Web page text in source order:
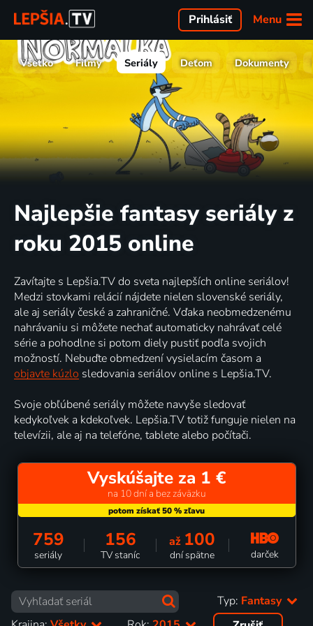
Menu
Prihlásiť
Všetko Filmy Seriály Deťom Dokumenty
Najlepšie fantasy seriály z
roku 2015 online
Zavítajte s Lepšia.TV do sveta najlepších online seriálov!
Medzi stovkami relácií nájdete nielen slovenské seriály,
ale aj seriály české a zahraničné. Vďaka neobmedzenému
nahrávaniu si môžete nechať automaticky nahrávať celé
série a pohodlne si potom diely pustiť podľa svojich
možností. Nebuďte obmedzení vysielacím časom a
objavte kúzlo sledovania seriálov online s Lepšia.TV.
Svoje obľúbené seriály môžete navyše sledovať
kedykoľvek a kdekoľvek. Lepšia.TV totiž funguje nielen na
televízii, ale aj na telefóne, tablete alebo počítači.
Vyskúšajte za 1 €
na 10 dní a bez záväzku
759
seriály
156
TV staníc
až 100
dní spätne darček
Typ: Fantasy